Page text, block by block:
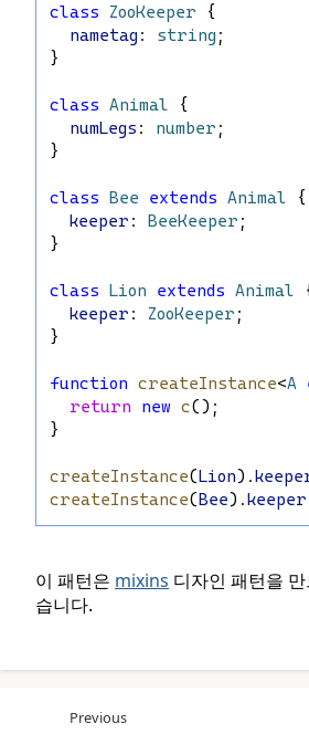
class ZooKeeper {
nametag : string ;
}
class Animal {
numLegs : number ;
}
class Bee extends Animal {
keeper : BeeKeeper ;
}
class Lion extends Animal
keeper : ZooKeeper ;
}
function createInstance<A
return
new c();
}
createInstance(Lion).
createInstance(Bee).keeper
이 패턴은 mixins 디자인 패턴을
습니다.
Previous